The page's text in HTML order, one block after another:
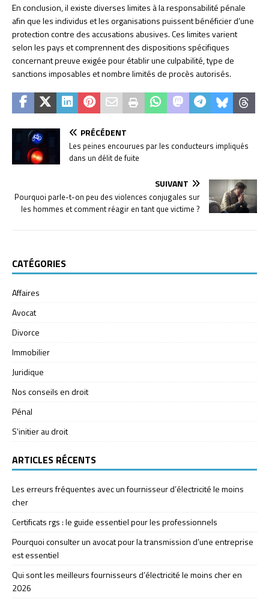
En conclusion, il existe diverses limites à la responsabilité pénale
afin que les individus et les organisations puissent bénéficier d’une
protection contre des accusations abusives. Ces limites varient
selon les pays et comprennent des dispositions spécifiques
concernant preuve exigée pour établir une culpabilité, type de
sanctions imposables et nombre limités de procès autorisés.
PRÉCÉDENT
Les peines encourues par les conducteurs impliqués
dans un délit de fuite
SUIVANT
Pourquoi parle-t-on peu des violences conjugales sur
les hommes et comment réagir en tant que victime ?
CATÉGORIES
Affaires
Avocat
Divorce
Immobilier
Juridique
Nos conseils en droit
Pénal
S'initier au droit
ARTICLES RÉCENTS
Les erreurs fréquentes avec un fournisseur d’électricité le moins
cher
Certificats rgs : le guide essentiel pour les professionnels
Pourquoi consulter un avocat pour la transmission d’une entreprise
est essentiel
Qui sont les meilleurs fournisseurs d’électricité le moins cher en
2026